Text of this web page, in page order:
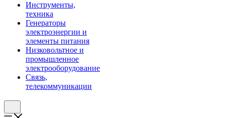
Инструменты,
техника
Генераторы
электроэнергии и
элементы питания
Низковольтное и
промышленное
электрооборудование
Связь,
телекоммуникации